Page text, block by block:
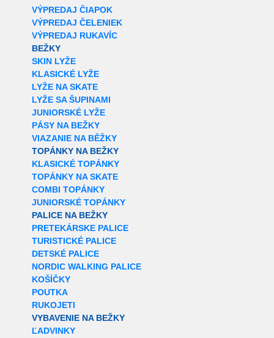
VÝPREDAJ ČIAPOK
VÝPREDAJ ČELENIEK
VÝPREDAJ RUKAVÍC
BEŽKY
SKIN LYŽE
KLASICKÉ LYŽE
LYŽE NA SKATE
LYŽE SA ŠUPINAMI
JUNIORSKÉ LYŽE
PÁSY NA BEŽKY
VIAZANIE NA BĚŽKY
TOPÁNKY NA BEŽKY
KLASICKÉ TOPÁNKY
TOPÁNKY NA SKATE
COMBI TOPÁNKY
JUNIORSKÉ TOPÁNKY
PALICE NA BEŽKY
PRETEKÁRSKE PALICE
TURISTICKÉ PALICE
DETSKÉ PALICE
NORDIC WALKING PALICE
KOŠÍČKY
POUTKA
RUKOJETI
VYBAVENIE NA BEŽKY
ĽADVINKY